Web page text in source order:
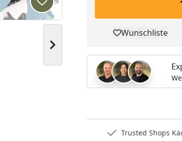
Nächstes Bild anzeigen
Produkt zur Wunschliste hinzufügen
Produkt
Wunschliste
Trusted Shops